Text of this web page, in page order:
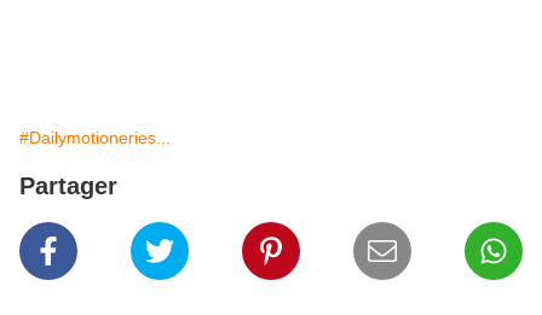
#Dailymotioneries...
Partager